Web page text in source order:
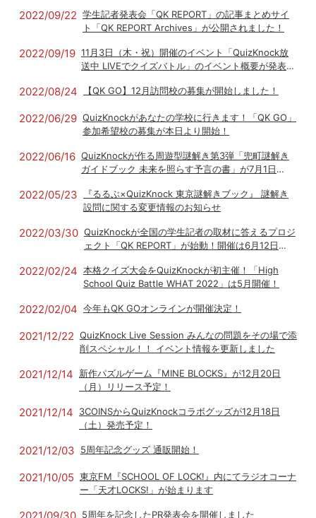
2022/09/22 学生記者発表会「QK REPORT」の記事まとめサイ
ト「QK REPORT Archives」が公開されました！
2022/09/19 11月3日（木・祝）開催のイベント「QuizKnock放
送中 LIVEでクイズバトル」のイベント概要が発表さ
2022/08/24 【QK GO】12月訪問校の募集が開始しました！
2022/06/29 QuizKnockがあなたの学校に行きます！「QK GO」
参加希望校の募集が本日より開始！
2022/06/16 QuizKnockが作る周遊型謎解き第3弾「兜町謎解き
ガイドブック 未来を照らす予言の書」が7月1日
2022/05/23
『るるぶ×QuizKnock 東京謎解きブック』 謎解き
設問に関する変更情報のお知らせ
2022/03/30 QuizKnockが全国の学生記者の取材に答えるプロジ
ェクト「QK REPORT」が始動！開催は6月12日
2022/02/24 本格クイズ大会をQuizKnockが初主催！「High
School Quiz Battle WHAT 2022」は5月開催！
2022/02/04 今年もQK GOオンラインが開催決定！
2021/12/22 QuizKnock Live Session みんなの問題をその場で添
削スペシャル！！ イベント情報を更新しました
2021/12/14
新作パズルゲーム『MINE BLOCKS』が12月20日
（月）リリース予定！
2021/12/14
3COINSからQuizKnockコラボグッズが12月18日
（土）発売予定！
2021/12/03 5周年記念グッズ 通販開始！
2021/10/05 東京FM『SCHOOL OF LOCK!』内にてラジオコーナ
ー「天才LOCKS!」が始まります
5周年を記念したPR発表会を開催しました